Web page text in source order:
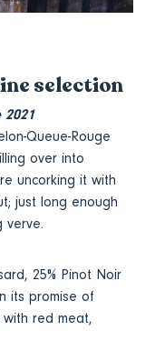
selection
2021
Queue-Rouge
over into
uncorking it with
just long enough
verve.
25% Pinot Noir
its promise of
red meat,